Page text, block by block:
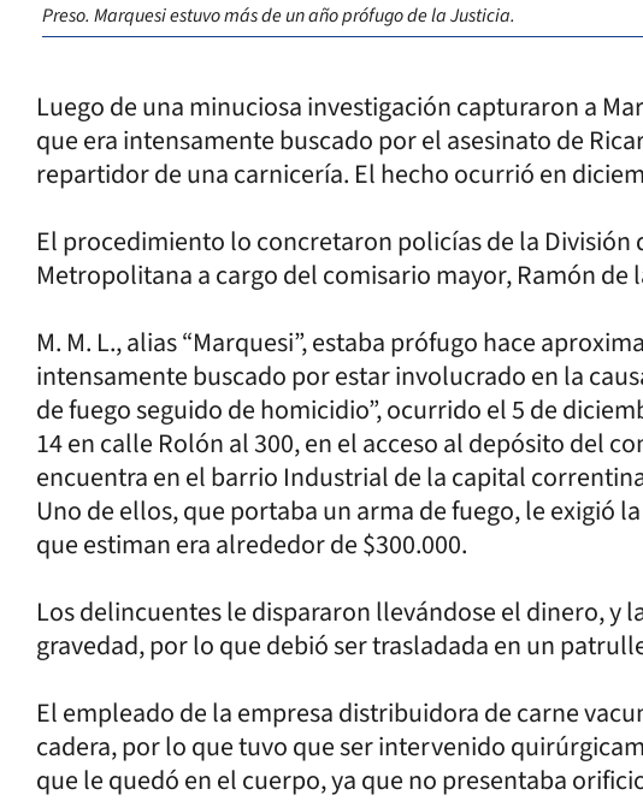
Preso. Marquesi estuvo más de un año prófugo de la Justicia.
Luego de una minuciosa investigación capturaron a
que era intensamente buscado por el asesinato de
repartidor de una carnicería. El hecho ocurrió en
El procedimiento lo concretaron policías de la División
Metropolitana a cargo del comisario mayor, Ramón de
M. M. L., alias “Marquesi”, estaba prófugo hace
intensamente buscado por estar involucrado en la
de fuego seguido de homicidio”, ocurrido el 5 de
14 en calle Rolón al 300, en el acceso al depósito del
encuentra en el barrio Industrial de la capital
Uno de ellos, que portaba un arma de fuego, le exigió
que estiman era alrededor de $300.000.
Los delincuentes le dispararon llevándose el dinero, y
gravedad, por lo que debió ser trasladada en un
El empleado de la empresa distribuidora de carne
cadera, por lo que tuvo que ser intervenido
que le quedó en el cuerpo, ya que no presentaba